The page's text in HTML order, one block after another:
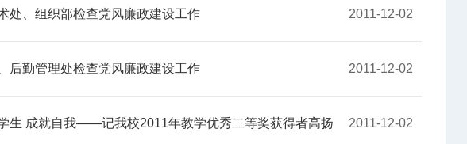
2011-12-02
处、组织部检查党风廉政建设工作​
2011-12-02
后勤管理处检查党风廉政建设工作​
2011-12-02
生 成就自我——记我校2011年教学优秀二等奖获得者高扬​